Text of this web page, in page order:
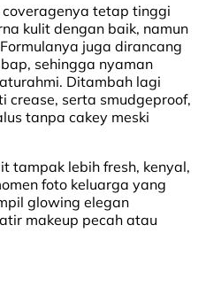
tetap tinggi
kulit dengan baik, namun
juga dirancang
sehingga nyaman
Ditambah lagi
crease, serta smudgeproof,
tanpa cakey meski
tampak lebih fresh, kenyal,
foto keluarga yang
glowing elegan
makeup pecah atau